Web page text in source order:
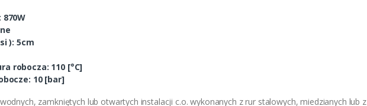
): 5cm
robocza: 110 [°C]
10 [bar]
zamkniętych lub otwartych instalacji c.o. wykonanych z rur stalowych, miedzianych lub z